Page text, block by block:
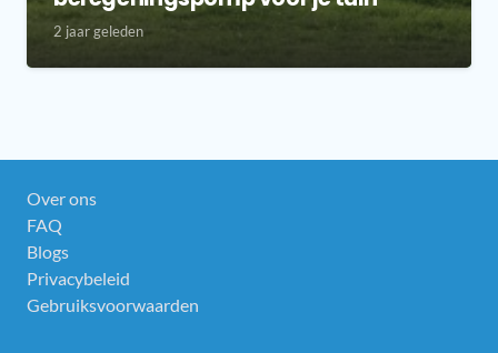
2 jaar geleden
Over ons
FAQ
Blogs
Privacybeleid
Gebruiksvoorwaarden